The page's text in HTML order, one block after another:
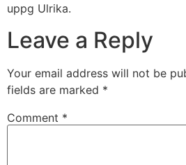
uppg Ulrika.
Leave a Reply
Your email address will not be
fields are marked *
Comment *